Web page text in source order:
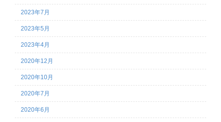
2023年7月
2023年5月
2023年4月
2020年12月
2020年10月
2020年7月
2020年6月